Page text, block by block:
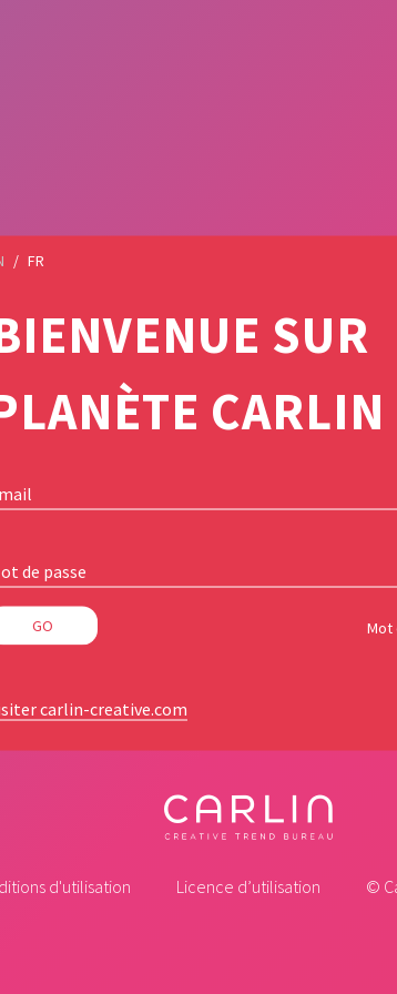
/ FR
SUR
CARLIN
de passe
Mot
carlin-creative.com
d'utilisation Licence d’utilisation ©